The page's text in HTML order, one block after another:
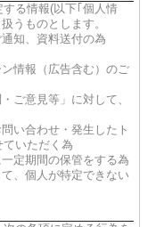
る情報(以下｢個人情
うものとします。
知、資料送付の為
情報（広告含む）のご
ご意見等」に対して、
い合わせ・発生したト
いただく為
定期間の保管をする為
、個人が特定できない